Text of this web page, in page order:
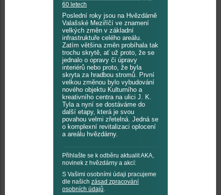
60 letech
Poslední roky jsou na Hvězdárně
Valašské Meziříčí ve znamení
velkých změn v základní
infrastruktuře celého areálu.
Zatím většina změn probíhala tak
trochu skrytě, ať už proto, že se
jednalo o opravy či úpravy
interiérů nebo proto, že byla
skryta za hradbou stromů. První
velkou změnou bylo vybudování
nového objektu Kulturního a
kreativního centra na ulici J. K.
Tyla a nyní se dostáváme do
další etapy, která je svou
povahou velmi zřetelná. Jedná se
o komplexní revitalizaci oplocení
a areálu hvězdárny.
Přihlašte se k odběru aktualit AKA,
novinek z hvězdárny a akcí:
S Vašimi osobními údaji pracujeme
dle našich zásad zpracování
osobních údajů.